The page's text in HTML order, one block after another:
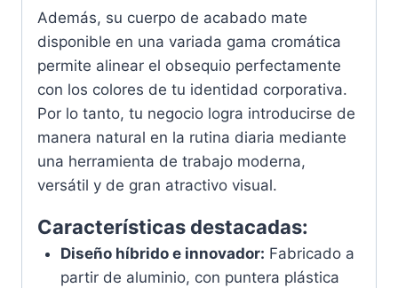
Además, su cuerpo de acabado mate
disponible en una variada gama cromática
permite alinear el obsequio perfectamente
con los colores de tu identidad corporativa.
Por lo tanto, tu negocio logra introducirse de
manera natural en la rutina diaria mediante
una herramienta de trabajo moderna,
versátil y de gran atractivo visual.
Características destacadas:
Diseño híbrido e innovador: Fabricado a
partir de aluminio, con puntera plástica